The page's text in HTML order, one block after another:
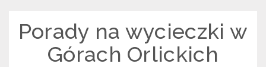
Porady na wycieczki w
Górach Orlickich